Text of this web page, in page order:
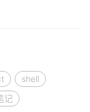
shell
记